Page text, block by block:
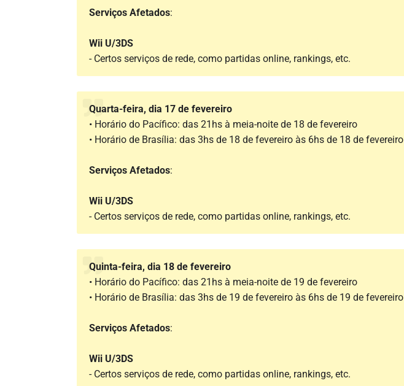
Serviços Afetados:
Wii U/3DS
- Certos serviços de rede, como partidas online, rankings, etc.
Quarta-feira, dia 17 de fevereiro
• Horário do Pacífico: das 21hs à meia-noite de 18 de fevereiro
• Horário de Brasília: das 3hs de 18 de fevereiro às 6hs de 18 de fevereiro
Serviços Afetados:
Wii U/3DS
- Certos serviços de rede, como partidas online, rankings, etc.
Quinta-feira, dia 18 de fevereiro
• Horário do Pacífico: das 21hs à meia-noite de 19 de fevereiro
• Horário de Brasília: das 3hs de 19 de fevereiro às 6hs de 19 de fevereiro
Serviços Afetados:
Wii U/3DS
- Certos serviços de rede, como partidas online, rankings, etc.